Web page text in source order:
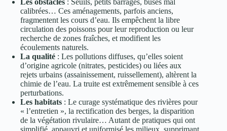
calibrées… Ces aménagements, parfois anciens,
fragmentent les cours d’eau. Ils empêchent la libre
circulation des poissons pour leur reproduction ou leur
recherche de zones fraîches, et modifient les
écoulements naturels.
La qualité : Les pollutions diffuses, qu’elles soient
d’origine agricole (nitrates, pesticides) ou liées aux
rejets urbains (assainissement, ruissellement), altèrent la
chimie de l’eau. La truite est extrêmement sensible à ces
perturbations.
Les habitats : Le curage systématique des rivières pour
« l’entretien », la rectification des berges, la disparition
de la végétation rivulaire… Autant de pratiques qui ont
simplifié, appauvri et uniformisé les milieux, supprimant